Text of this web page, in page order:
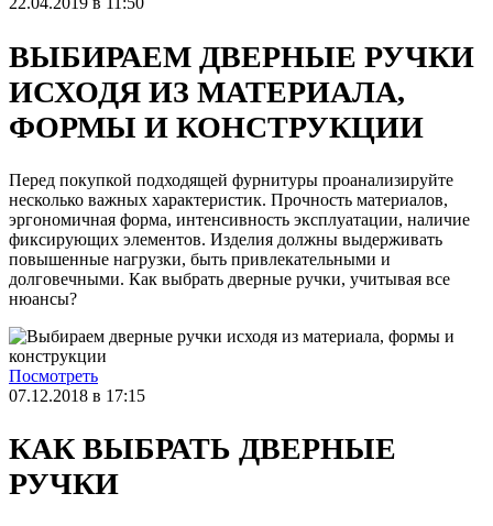
ВЫБИРАЕМ ДВЕРНЫЕ РУЧКИ
ИСХОДЯ ИЗ МАТЕРИАЛА,
ФОРМЫ И КОНСТРУКЦИИ
Перед покупкой подходящей фурнитуры проанализируйте
несколько важных характеристик. Прочность материалов,
эргономичная форма, интенсивность эксплуатации, наличие
фиксирующих элементов. Изделия должны выдерживать
повышенные нагрузки, быть привлекательными и
долговечными. Как выбрать дверные ручки, учитывая все
нюансы?
Посмотреть
07.12.2018 в 17:15
КАК ВЫБРАТЬ ДВЕРНЫЕ
РУЧКИ